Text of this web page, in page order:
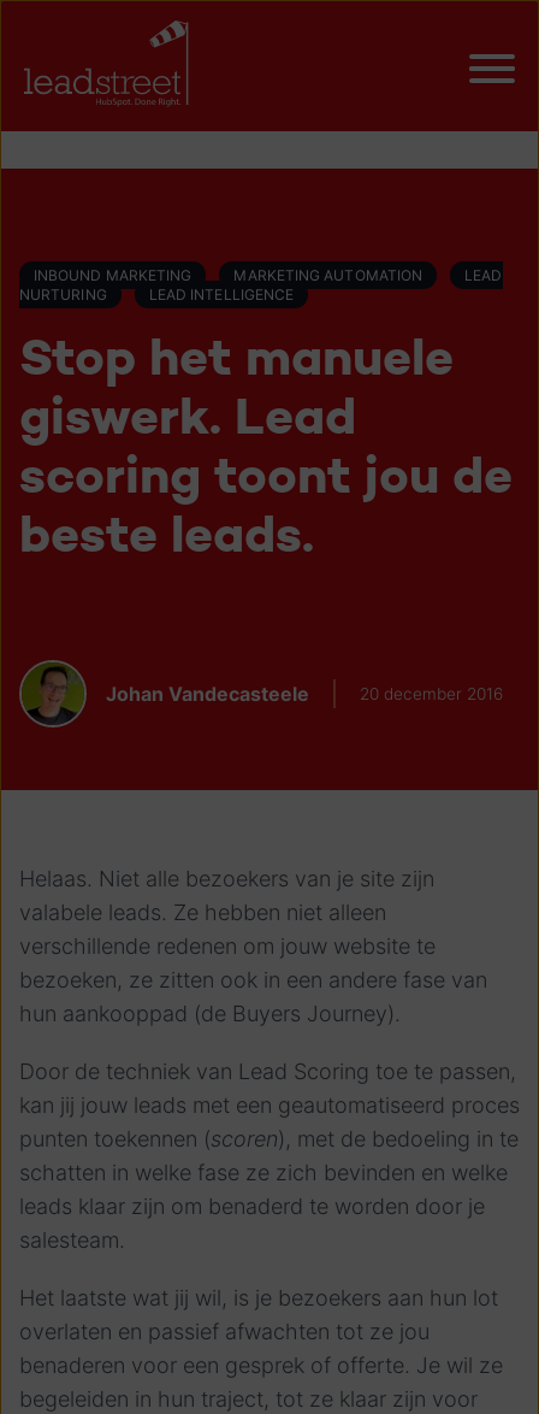
INBOUND MARKETING MARKETING AUTOMATION
LEAD
NURTURING
LEAD INTELLIGENCE
Stop het manuele
giswerk. Lead
scoring toont jou de
beste leads.
Johan Vandecasteele 20 december 2016
Helaas. Niet alle bezoekers van je site zijn
valabele leads. Ze hebben niet alleen
verschillende redenen om jouw website te
bezoeken, ze zitten ook in een andere fase van
hun aankooppad (de Buyers Journey).
Door de techniek van Lead Scoring toe te passen,
kan jij jouw leads met een geautomatiseerd proces
punten toekennen (scoren), met de bedoeling in te
schatten in welke fase ze zich bevinden en welke
leads klaar zijn om benaderd te worden door je
salesteam.
Het laatste wat jij wil, is je bezoekers aan hun lot
overlaten en passief afwachten tot ze jou
benaderen voor een gesprek of offerte. Je wil ze
begeleiden in hun traject, tot ze klaar zijn voor